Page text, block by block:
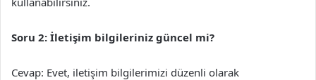
Soru 2: İletişim bilgileriniz güncel mi?
Cevap: Evet, iletişim bilgilerimizi düzenli olarak